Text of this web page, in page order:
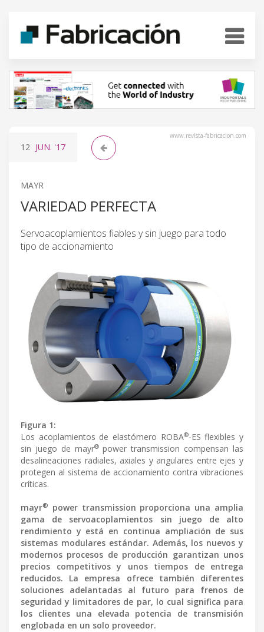
www.revista-fabricacion.com
12 JUN. '17
MAYR
VARIEDAD PERFECTA
Servoacoplamientos fiables y sin juego para todo
tipo de accionamiento
Figura 1:
Los acoplamientos de elastómero ROBA®-ES flexibles y
sin juego de mayr®power transmission compensan las
desalineaciones radiales, axiales y angulares entre ejes y
protegen al sistema de accionamiento contra vibraciones
críticas.
mayr®
power transmission proporciona una amplia
gama de servoacoplamientos sin juego de alto
rendimiento y está en continua ampliación de sus
sistemas modulares estándar. Además, los nuevos y
modernos procesos de producción garantizan unos
precios competitivos y unos tiempos de entrega
reducidos. La empresa ofrece también diferentes
soluciones adelantadas al futuro para frenos de
seguridad y limitadores de par, lo cual significa para
los clientes una elevada potencia de transmisión
englobada en un solo proveedor.